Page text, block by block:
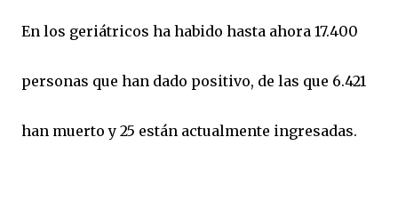
En los geriátricos ha habido hasta ahora 17.400
personas que han dado positivo, de las que 6.421
han muerto y 25 están actualmente ingresadas.